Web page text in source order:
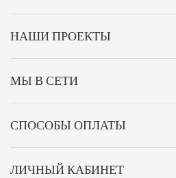
НАШИ ПРОЕКТЫ
МЫ В СЕТИ
СПОСОБЫ ОПЛАТЫ
ЛИЧНЫЙ КАБИНЕТ